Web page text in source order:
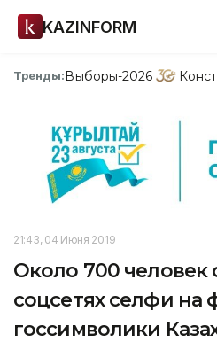
KAZINFORM
Тренды:Выборы-2026
21:43, 04 Июня 2019
Около 700 человек
соцсетях селфи на
госсимволики